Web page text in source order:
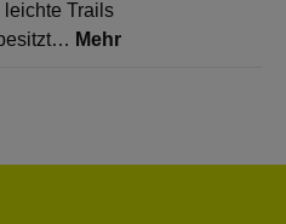
Trails
Mehr